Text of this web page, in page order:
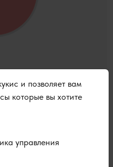
Котина
во Франции»
и позволяет вам
которые вы хотите
управления